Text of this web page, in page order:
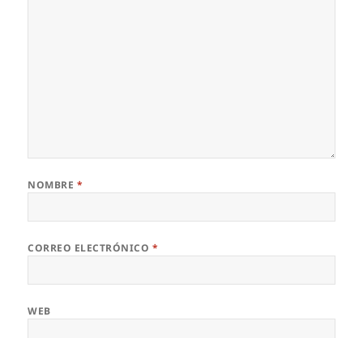
NOMBRE *
CORREO ELECTRÓNICO *
WEB